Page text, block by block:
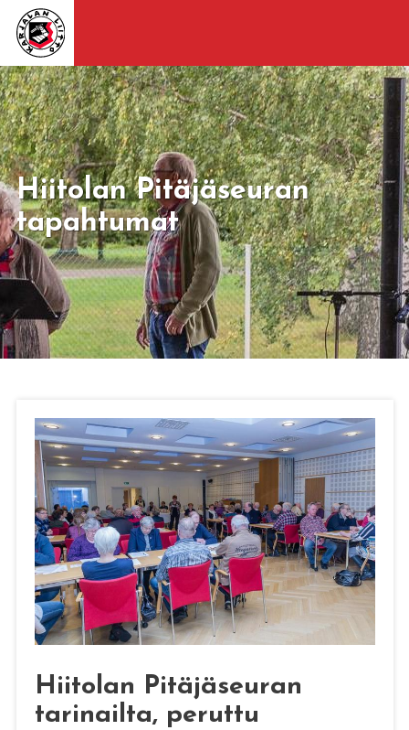
Hiitolan Pitäjäseuran
tapahtumat
Hiitolan Pitäjäseuran
tarinailta, peruttu